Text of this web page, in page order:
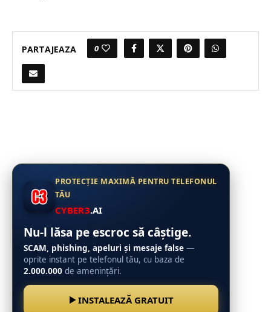
PARTAJEAZA 0
PROTECȚIE MAXIMĂ PENTRU TELEFONUL
TĂU
CYBER3.AI
Nu-l lăsa pe escroc să câștige.
SCAM, phishing, apeluri și mesaje false —
oprite instant pe telefonul tău, cu baza de
2.000.000 de amenințări.
INSTALEAZĂ GRATUIT